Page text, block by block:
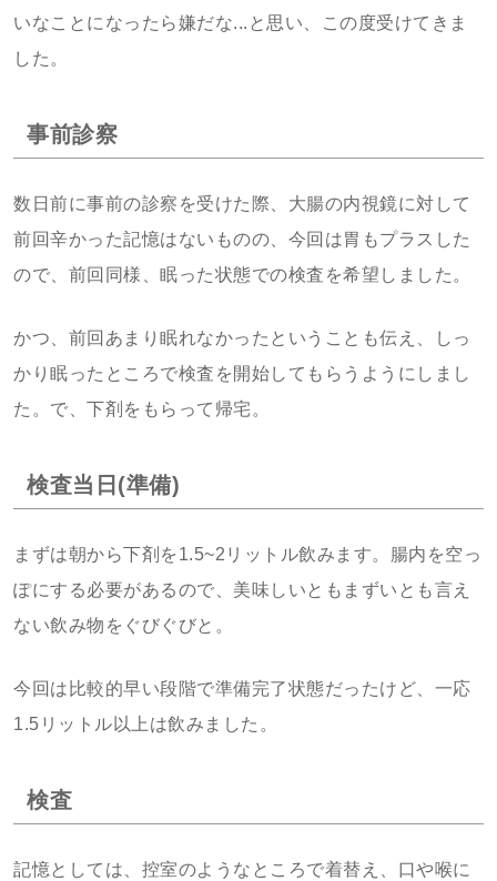
いなことになったら嫌だな...と思い、この度受けてきま
した。
事前診察
数日前に事前の診察を受けた際、大腸の内視鏡に対して
前回辛かった記憶はないものの、今回は胃もプラスした
ので、前回同様、眠った状態での検査を希望しました。
かつ、前回あまり眠れなかったということも伝え、しっ
かり眠ったところで検査を開始してもらうようにしまし
た。で、下剤をもらって帰宅。
検査当日(準備)
まずは朝から下剤を1.5~2リットル飲みます。腸内を空っ
ぽにする必要があるので、美味しいともまずいとも言え
ない飲み物をぐびぐびと。
今回は比較的早い段階で準備完了状態だったけど、一応
1.5リットル以上は飲みました。
検査
記憶としては、控室のようなところで着替え、口や喉に